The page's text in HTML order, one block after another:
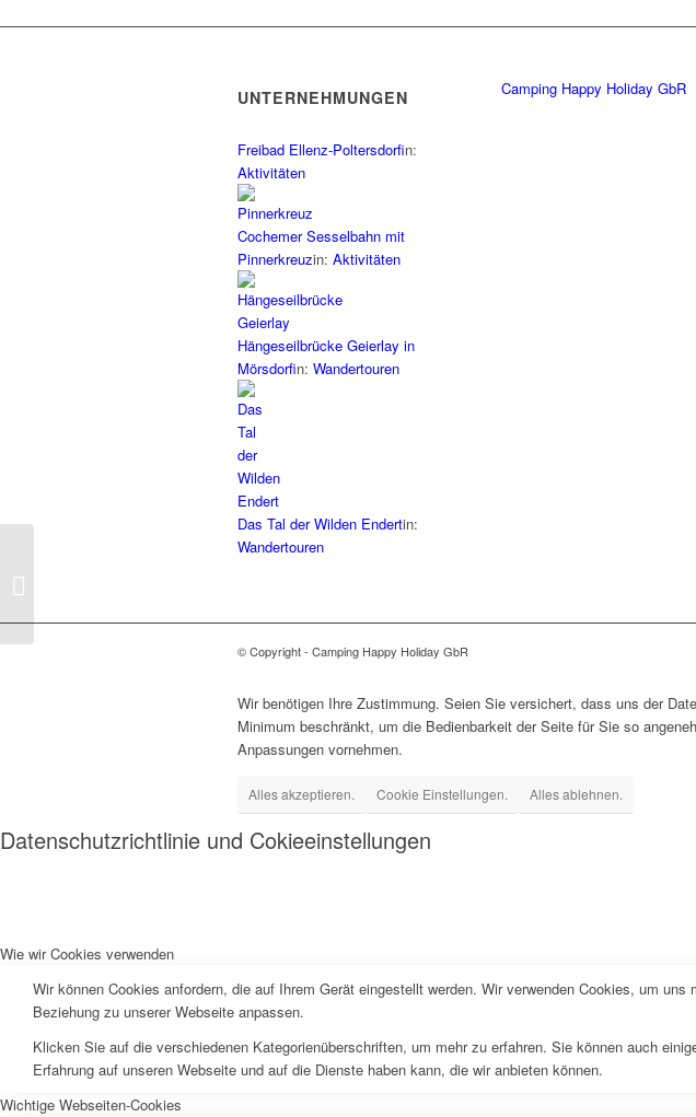
UNTERNEHMUNGEN
Freibad Ellenz-Poltersdorfin:
Aktivitäten
Cochemer Sesselbahn mit
Pinnerkreuzin: Aktivitäten
Hängeseilbrücke Geierlay in
Mörsdorfin: Wandertouren
Das Tal der Wilden Endertin:
Wandertouren
Camping Happy Holiday GbR
© Copyright - Camping Happy Holiday GbR
Wir benötigen Ihre Zustimmung. Seien Sie versichert, dass uns der
Minimum beschränkt, um die Bedienbarkeit der Seite für Sie so
Anpassungen vornehmen.
Alles akzeptieren. Cookie Einstellungen. Alles ablehnen.
Datenschutzrichtlinie und Cokieeinstellungen
Wie wir Cookies verwenden
Wir können Cookies anfordern, die auf Ihrem Gerät eingestellt werden. Wir verwenden Cookies, um
Beziehung zu unserer Webseite anpassen.
Klicken Sie auf die verschiedenen Kategorienüberschriften, um mehr zu erfahren. Sie können auch
Erfahrung auf unseren Webseite und auf die Dienste haben kann, die wir anbieten können.
Wichtige Webseiten-Cookies